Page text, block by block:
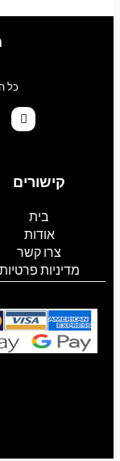
כל
a
s
a
p
p
קישורים
בית
אודות
צרו קשר
מדיניות פרטיות